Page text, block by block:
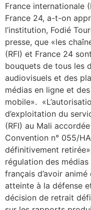
France internationale
France 24, a-t-on
l’institution, Fodié
presse, que «les
(RFI) et France 24
bouquets de tous les
audiovisuels et des
médias en ligne et
mobile».
d’exploitation du
(RFI) au Mali
Convention n° 055/
définitivement
régulation des
français d’avoir
atteinte à la défense
décision de retrait